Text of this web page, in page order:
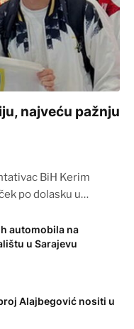
najveću pažnju
BiH Kerim
po dolasku u…
automobila na
u Sarajevu
Alajbegović nositi u